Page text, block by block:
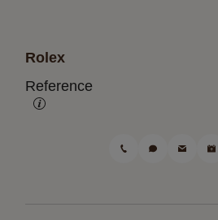
Rolex
Reference